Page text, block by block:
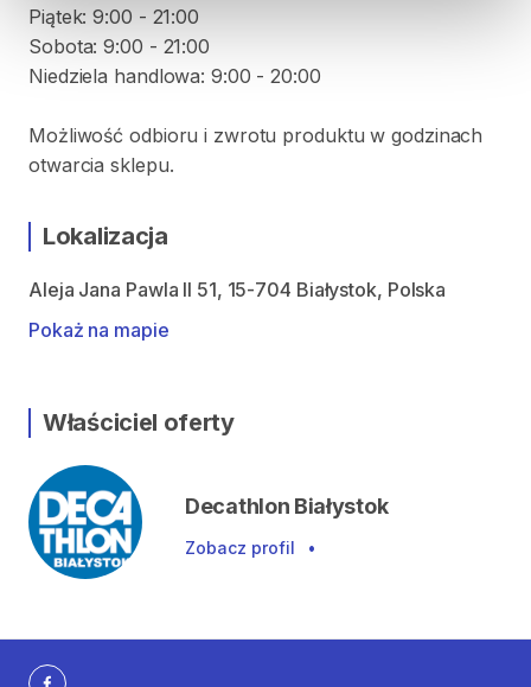
Piątek: 9:00 - 21:00
Sobota: 9:00 - 21:00
Niedziela handlowa: 9:00 - 20:00
Możliwość odbioru i zwrotu produktu w godzinach
otwarcia sklepu.
Lokalizacja
Aleja Jana Pawla II 51, 15-704 Białystok, Polska
Pokaż na mapie
Właściciel oferty
Decathlon Białystok
Zobacz profil •